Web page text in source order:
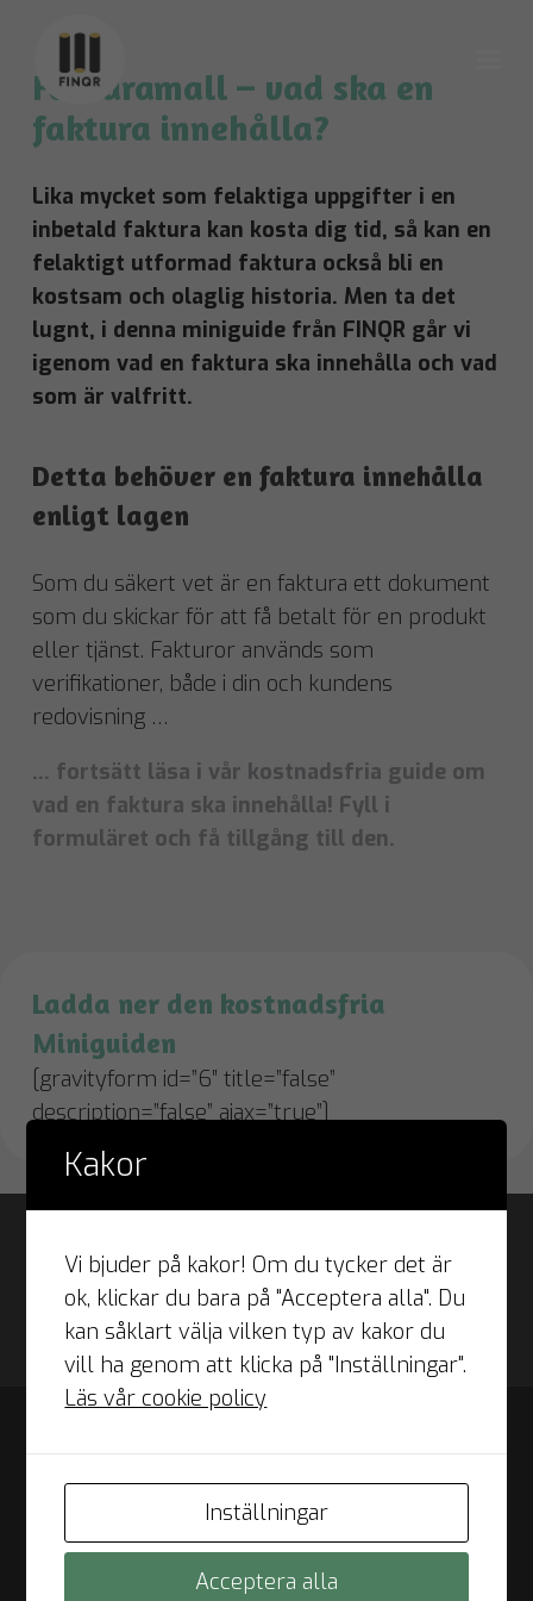
Fakturamall – vad ska en
faktura innehålla?
Lika mycket som felaktiga uppgifter i en
inbetald faktura kan kosta dig tid, så kan en
felaktigt utformad faktura också bli en
kostsam och olaglig historia. Men ta det
lugnt, i denna miniguide från FINQR går vi
igenom vad en faktura ska innehålla och vad
som är valfritt.
Detta behöver en faktura innehålla
enligt lagen
Som du säkert vet är en faktura ett dokument
som du skickar för att få betalt för en produkt
eller tjänst. Fakturor används som
verifikationer, både i din och kundens
redovisning …
… fortsätt läsa i vår kostnadsfria guide om
vad en faktura ska innehålla! Fyll i
formuläret och få tillgång till den.
Ladda ner den kostnadsfria
Miniguiden
[gravityform id=”6″ title=”false”
description=”false” ajax=”true”]
Personuppgiftspolicy
Cookie-policy
Kakor
Vi bjuder på kakor! Om du tycker det är
ok, klickar du bara på "Acceptera alla". Du
kan såklart välja vilken typ av kakor du
vill ha genom att klicka på "Inställningar".
Läs vår cookie policy
Inställningar
Acceptera alla